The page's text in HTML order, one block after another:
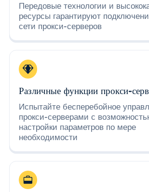
Передовые технологии и
ресурсы гарантируют
сети прокси-серверов
Различные функции прокси-
Испытайте бесперебойное
прокси-серверами с
настройки параметров по мере
необходимости